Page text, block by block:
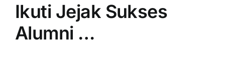
Ikuti Jejak Sukses
Alumni …